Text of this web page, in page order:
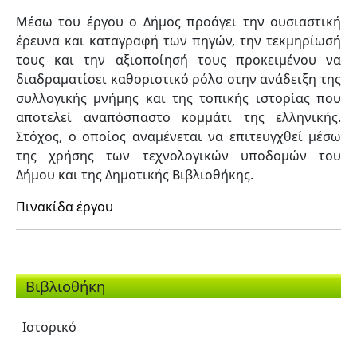
Βιβλιοθήκη
Ιστορικό
Μέσω του έργου ο Δήμος προάγει την ουσιαστική
έρευνα και καταγραφή των πηγών, την τεκμηρίωσή
τους και την αξιοποίησή τους προκειμένου να
διαδραματίσει καθοριστικό ρόλο στην ανάδειξη της
συλλογικής μνήμης και της τοπικής ιστορίας που
αποτελεί αναπόσπαστο κομμάτι της ελληνικής.
Στόχος, ο οποίος αναμένεται να επιτευγχθεί μέσω
της χρήσης των τεχνολογικών υποδομών του
Δήμου και της Δημοτικής Βιβλιοθήκης.
Πινακίδα έργου